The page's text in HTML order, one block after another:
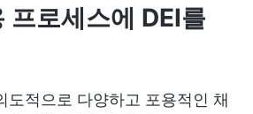
프로세스에 DEI를
도적으로 다양하고 포용적인 채